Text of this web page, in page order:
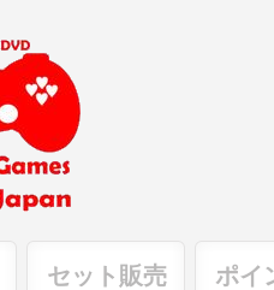
セット販売 ポイ